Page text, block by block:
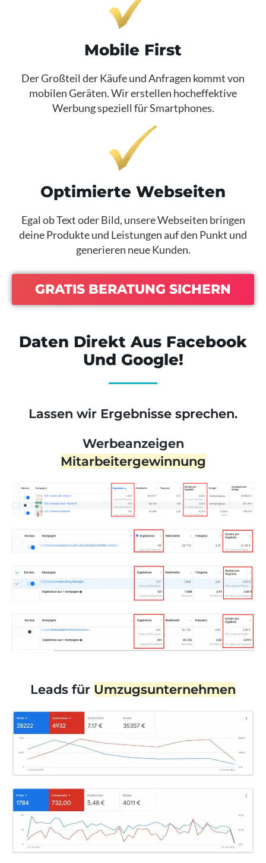
Mobile First​
Der Großteil der Käufe und Anfragen kommt von
mobilen Geräten. Wir erstellen hocheffektive
Werbung speziell für Smartphones.​
Optimierte Webseiten​
Egal ob Text oder Bild, unsere Webseiten bringen
deine Produkte und Leistungen auf den Punkt und
generieren neue Kunden.​
GRATIS BERATUNG SICHERN
Daten Direkt Aus Facebook
Und Google!
Lassen wir Ergebnisse sprechen.
Werbeanzeigen
Mitarbeitergewinnung
Leads für Umzugsunternehmen